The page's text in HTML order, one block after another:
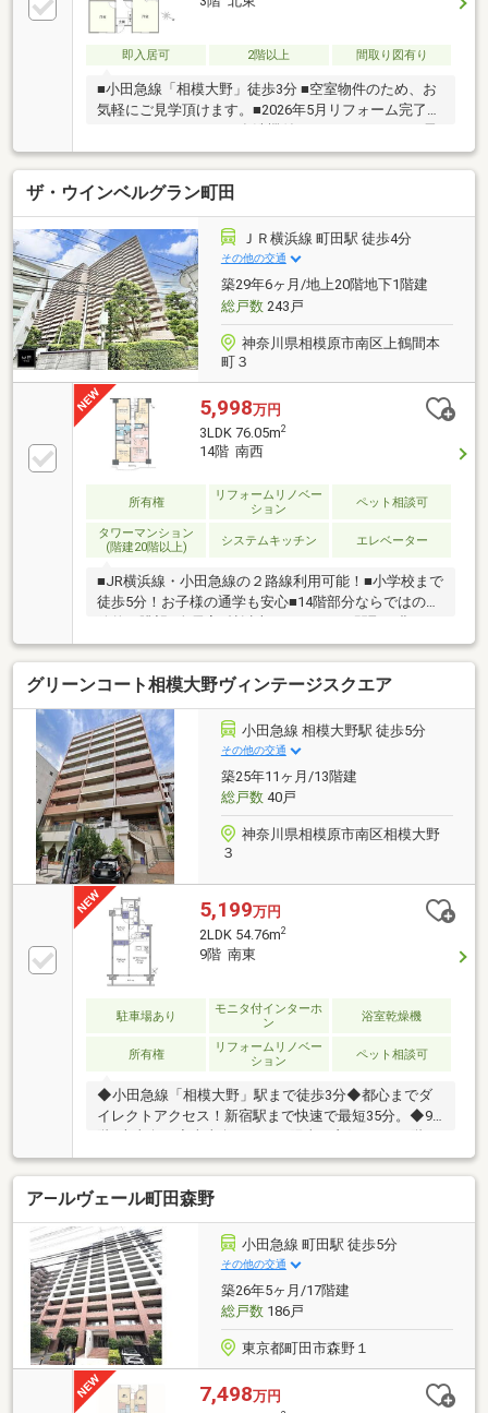
ために設計された中古マンションです。
即入居可 2階以上 間取り図有り
■小田急線「相模大野」徒歩3分 ■空室物件のため、お
気軽にご見学頂けます。■2026年5月リフォーム完了済
気温水器トイレ（洗浄便座）・洗面化粧台・洗濯パン
玄関収納・建具・フローリング・クロス・照明
ザ・ウインベルグラン町田
ＪＲ横浜線 町田駅 徒歩4分
その他の交通
築29年6ヶ月/地上20階地下1階建
総戸数243戸
神奈川県相模原市南区上鶴間本
町３
5,998万円
3LDK 76.05m2
14階 南西
所有権
リフォームリノベー
ション
ペット相談可
タワーマンション
(階建20階以上)
システムキッチン エレベーター
■JR横浜線・小田急線の２路線利用可能！■小学校まで
徒歩5分！お子様の通学も安心■14階部分ならではの開
過ごすには【インテリア】と【エクステリア】カーポ
ートや楽しめる庭、この充実度で変わってきます。こ
れらを一括で購入できその代金を住宅ローンに組み込
むことが可能なサービスそれがやどかリッチです。※
東京MXテレビ「カンニング竹山のイチバン研究所」２
０２３年７月１日放送■やりとり不要で内覧確定可能■
赤色の見学予約ボタンから最短２分で完了
グリーンコート相模大野ヴィンテージスクエア
小田急線 相模大野駅 徒歩5分
その他の交通
築25年11ヶ月/13階建
総戸数40戸
神奈川県相模原市南区相模大野
３
5,199万円
2LDK 54.76m2
9階 南東
駐車場あり
モニタ付インターホ
ン
浴室乾燥機
所有権
リフォームリノベー
ション
ペット相談可
◆小田急線「相模大野」駅まで徒歩3分◆都心までダ
イレクトアクセス！新宿駅まで快速で最短35分。◆9
つき眺望良好です♪◆新規リフォーム◆内装を一新し
た綺麗な住まいで、気持ちよく新生活を始められま
す。◆全居室収納つき◆クローゼット完備。ウォーク
インクローゼットもありお部屋をすっきりお使いいた
だけます。◆充実した設備仕様◆エレベーター、オー
トロック、宅配ボックス、敷地内ごみ置き場食洗機
付、モニター付きインターホン、水栓一体型浄水器、
浴室乾燥機 等◆ペット飼育可◆大切なペットと一緒
に暮らせます。（細則有）
ア―ルヴェール町田森野
小田急線 町田駅 徒歩5分
その他の交通
築26年5ヶ月/17階建
総戸数186戸
東京都町田市森野１
7,498万円